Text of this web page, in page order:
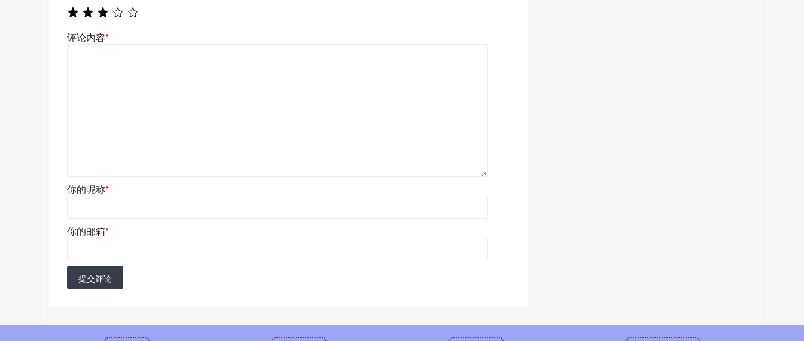
评论内容*
你的昵称*
你的邮箱*
提交评论